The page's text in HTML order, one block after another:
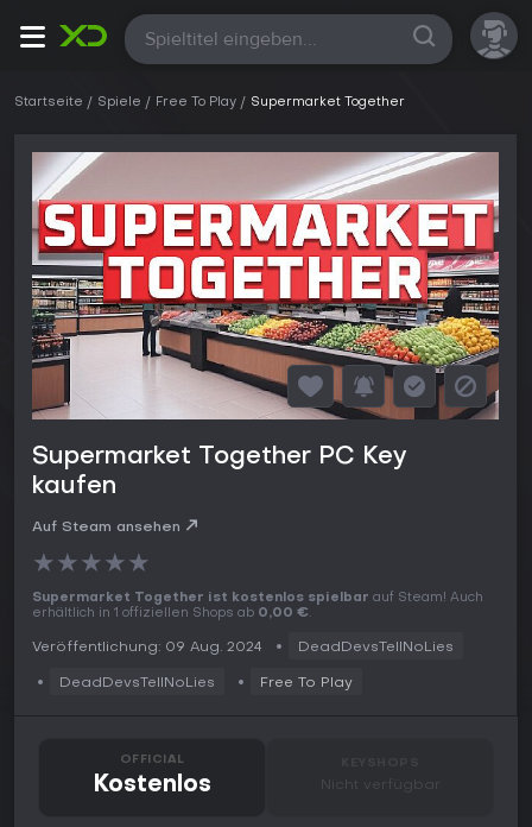
Alle
Startseite Spiele Free To Play Supermarket Together
Supermarket Together PC Key
kaufen
Auf Steam ansehen
★★★★★
Supermarket Together ist kostenlos spielbar auf Steam! Auch
erhältlich in 1 offiziellen Shops ab 0,00 €.
Veröffentlichung: 09 Aug. 2024 DeadDevsTellNoLies
DeadDevsTellNoLies Free To Play
OFFICIAL
Kostenlos Nicht verfügbar